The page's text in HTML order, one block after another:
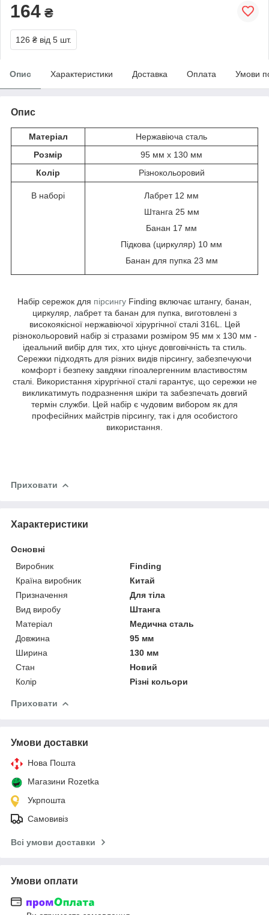
164 ₴
126 ₴ від 5 шт.
Опис Характеристики Доставка Оплата Умови
Опис
Матеріал
Нержавіюча сталь
Розмір
95 мм x 130 мм
Колір
Різнокольоровий
В наборі
Лабрет 12 мм
Штанга 25 мм
Банан 17 мм
Підкова (циркуляр) 10 мм
Банан для пупка 23 мм
Набір сережок для пірсингу Finding включає штангу, банан,
циркуляр, лабрет та банан для пупка, виготовлені з
високоякісної нержавіючої хірургічної сталі 316L. Цей
різнокольоровий набір зі стразами розміром 95 мм x 130 мм -
ідеальний вибір для тих, хто цінує довговічність та стиль.
Сережки підходять для різних видів пірсингу, забезпечуючи
комфорт і безпеку завдяки гіпоалергенним властивостям
сталі. Використання хірургічної сталі гарантує, що сережки не
викликатимуть подразнення шкіри та забезпечать довгий
термін служби. Цей набір є чудовим вибором як для
професійних майстрів пірсингу, так і для особистого
використання.
Приховати
Характеристики
Основні
Виробник
Finding
Країна виробник
Китай
Призначення
Для тіла
Вид виробу
Штанга
Матеріал
Медична сталь
Довжина
95 мм
Ширина
130 мм
Стан
Новий
Колір
Різні кольори
Приховати
Умови доставки
Нова Пошта
Магазини Rozetka
Укрпошта
Самовивіз
Всі умови доставки
Умови оплати